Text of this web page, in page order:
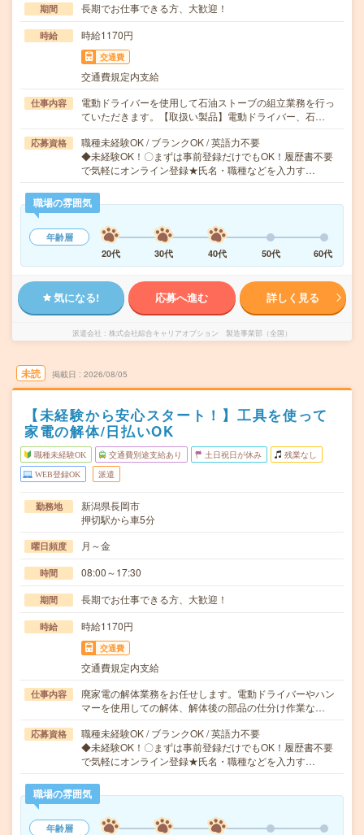
期間 長期でお仕事できる方、大歓迎！
時給 時給1170円
交通費
交通費規定内支給
仕事内容
電動ドライバーを使用して石油ストーブの組立業務を行っ
ていただきます。【取扱い製品】電動ドライバー、石…
応募資格
職種未経験OK / ブランクOK / 英語力不要
◆未経験OK！〇まずは事前登録だけでもOK！履歴書不要
で気軽にオンライン登録★氏名・職種などを入力す…
職場の雰囲気
年齢層
20代
30代 40代 50代 60代
気になる! 応募へ進む 詳しく見る
派遣会社 株式会社綜合キャリアオプション 製造事業部（全国）
未読 掲載日 2026/08/05
【未経験から安心スタート！】工具を使って
家電の解体/日払いOK
職種未経験OK 交通費別途支給あり 土日祝日が休み 残業なし
WEB登録OK 派遣
勤務地
新潟県長岡市
押切駅から車5分
曜日頻度 月～金
時間 08:00～17:30
期間 長期でお仕事できる方、大歓迎！
時給 時給1170円
交通費
交通費規定内支給
仕事内容
廃家電の解体業務をお任せします。電動ドライバーやハン
マーを使用しての解体、解体後の部品の仕分け作業な…
応募資格
職種未経験OK / ブランクOK / 英語力不要
◆未経験OK！〇まずは事前登録だけでもOK！履歴書不要
で気軽にオンライン登録★氏名・職種などを入力す…
職場の雰囲気
年齢層